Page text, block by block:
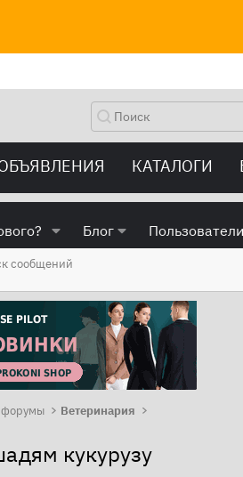
КАТАЛОГИ
Блог Пользователи
сообщений
форумы Ветеринария
кукурузу